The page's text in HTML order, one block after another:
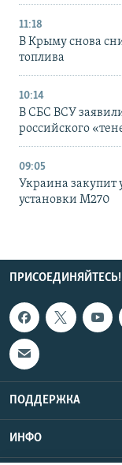
11:18
В Крыму снова
топлива
10:14
В СБС ВСУ
российского
09:05
Украина закупит
установки M270
ПРИСОЕДИНЯЙТЕСЬ!
ПОДДЕРЖКА
ИНФО